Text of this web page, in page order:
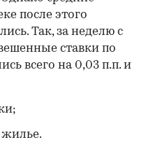
после этого
Так, за неделю с
ставки по
всего на 0,03 п.п. и